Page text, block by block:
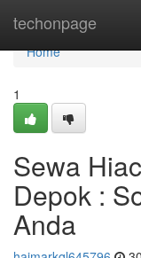
techonpage
Home
Home
1
Sewa
Depok :
Anda